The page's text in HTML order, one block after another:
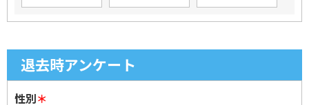
退去時アンケート
性別